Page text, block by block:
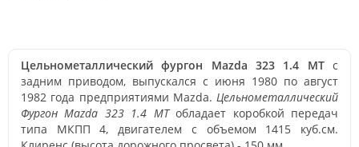
Цельнометаллический фургон Mazda 323 1.4 MTс
задним приводом, выпускался с июня 1980 по август
1982 года предприятиями Mazda. Цельнометаллический
Фургон Mazda 323 1.4 MTобладает коробкой передач
типа МКПП 4, двигателем с объемом 1415 куб.см.